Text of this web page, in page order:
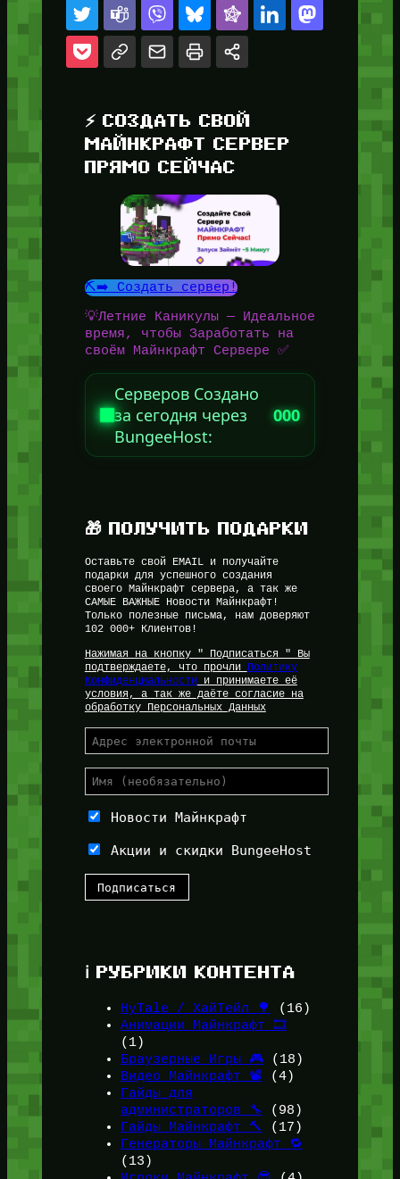
⚡ СОЗДАТЬ СВОЙ
МАЙНКРАФТ СЕРВЕР
ПРЯМО СЕЙЧАС
⛏️➡️ Создать сервер!
💡Летние Каникулы — Идеальное
время, чтобы Заработать на
своём Майнкрафт Сервере ✅
Серверов Создано
за сегодня через
BungeeHost:
000
🎁 ПОЛУЧИТЬ ПОДАРКИ
Оставьте свой EMAIL и получайте
подарки для успешного создания
своего Майнкрафт сервера, а так же
САМЫЕ ВАЖНЫЕ Новости Майнкрафт!
Только полезные письма, нам доверяют
102 000+ Клиентов!
Нажимая на кнопку " Подписаться " Вы
подтверждаете, что прочли
Политику
Конфиденциальностии принимаете её
условия, а так же даёте согласие на
обработку Персональных Данных
Новости Майнкрафт
Акции и скидки BungeeHost
ℹ️ РУБРИКИ КОНТЕНТА
HyTale / ХайТейл 🌳
(16)
Анимации Майнкрафт 🎞️
(1)
Браузерные Игры 🎮(18)
Видео Майнкрафт 📽️ (4)
Гайды для
администраторов 🔧
(98)
Гайды Майнкрафт 🔨
(17)
Генераторы Майнкрафт 🔁
(13)